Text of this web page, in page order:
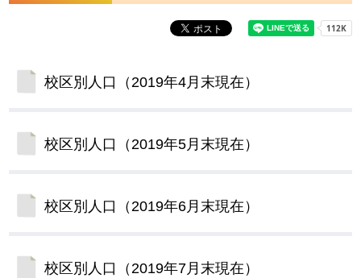
校区別人口（2019年4月末現在）
校区別人口（2019年5月末現在）
校区別人口（2019年6月末現在）
校区別人口（2019年7月末現在）